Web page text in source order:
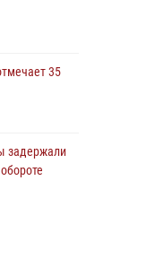
35
задержали